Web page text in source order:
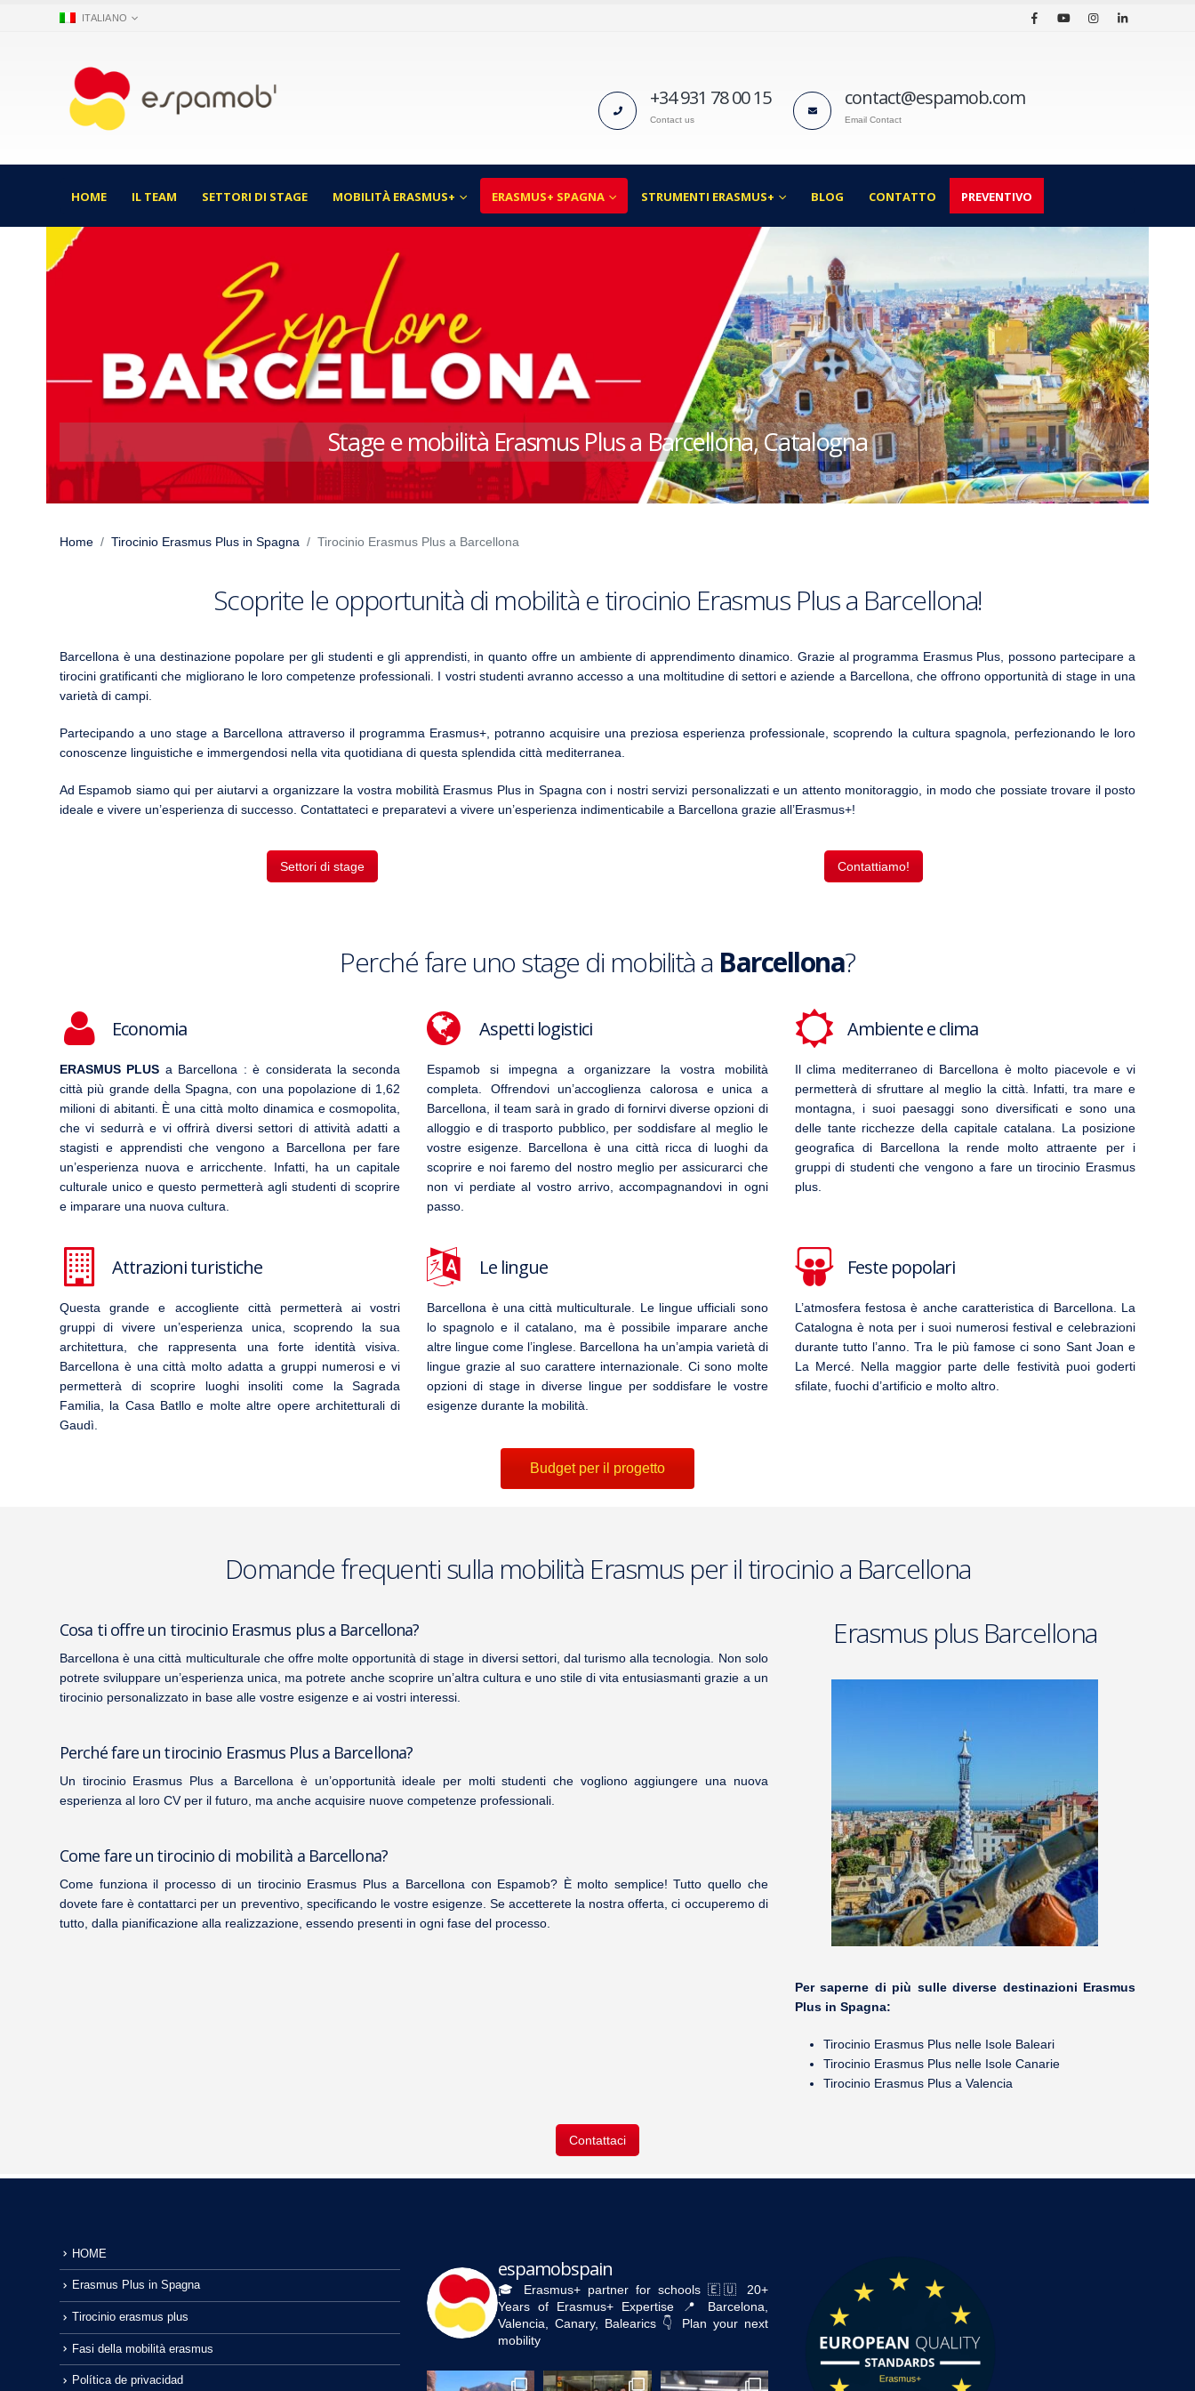
ITALIANO
+34 931 78 00 15
Contact us
contact@espamob.com
Email Contact
HOME IL TEAM SETTORI DI STAGE MOBILITÀ ERASMUS+ ERASMUS+ SPAGNA STRUMENTI ERASMUS+ BLOG CONTATTO PREVENTIVO
Stage e mobilità Erasmus Plus a Barcellona, Catalogna
Home Tirocinio Erasmus Plus in Spagna Tirocinio Erasmus Plus a Barcellona
Scoprite le opportunità di mobilità e tirocinio Erasmus Plus a Barcellona!
Barcellona è una destinazione popolare per gli studenti e gli apprendisti, in quanto offre un ambiente di apprendimento dinamico. Grazie al programma Erasmus Plus, possono partecipare a
tirocini gratificanti che migliorano le loro competenze professionali. I vostri studenti avranno accesso a una moltitudine di settori e aziende a Barcellona, che offrono opportunità di stage in una
varietà di campi.
Partecipando a uno stage a Barcellona attraverso il programma Erasmus+, potranno acquisire una preziosa esperienza professionale, scoprendo la cultura spagnola, perfezionando le loro
conoscenze linguistiche e immergendosi nella vita quotidiana di questa splendida città mediterranea.
Ad Espamob siamo qui per aiutarvi a organizzare la vostra mobilità Erasmus Plus in Spagna con i nostri servizi personalizzati e un attento monitoraggio, in modo che possiate trovare il posto
ideale e vivere un’esperienza di successo. Contattateci e preparatevi a vivere un’esperienza indimenticabile a Barcellona grazie all’Erasmus+!
Settori di stage Contattiamo!
Perché fare uno stage di mobilità a Barcellona?
Economia
ERASMUS PLUS a Barcellona : è considerata la seconda
città più grande della Spagna, con una popolazione di 1,62
milioni di abitanti. È una città molto dinamica e cosmopolita,
che vi sedurrà e vi offrirà diversi settori di attività adatti a
stagisti e apprendisti che vengono a Barcellona per fare
un’esperienza nuova e arricchente. Infatti, ha un capitale
culturale unico e questo permetterà agli studenti di scoprire
e imparare una nuova cultura.
Aspetti logistici
Espamob si impegna a organizzare la vostra mobilità
completa. Offrendovi un’accoglienza calorosa e unica a
Barcellona , il team sarà in grado di fornirvi diverse opzioni di
alloggio e di trasporto pubblico, per soddisfare al meglio le
vostre esigenze. Barcellona è una città ricca di luoghi da
scoprire e noi faremo del nostro meglio per assicurarci che
non vi perdiate al vostro arrivo, accompagnandovi in ogni
passo.
Ambiente e clima
Il clima mediterraneo di Barcellona è molto piacevole e vi
permetterà di sfruttare al meglio la città. Infatti, tra mare e
montagna, i suoi paesaggi sono diversificati e sono una
delle tante ricchezze della capitale catalana. La posizione
geografica di Barcellona la rende molto attraente per i
gruppi di studenti che vengono a fare un tirocinio Erasmus
plus.
Attrazioni turistiche
Questa grande e accogliente città permetterà ai vostri
gruppi di vivere un’esperienza unica, scoprendo la sua
architettura, che rappresenta una forte identità visiva.
Barcellona è una città molto adatta a gruppi numerosi e vi
permetterà di scoprire luoghi insoliti come laSagrada
Familia , la Casa Batllo e molte altre opere architetturali di
Gaudì.
Le lingue
Barcellona è una città multiculturale. Le lingue ufficiali sono
lo spagnolo e il catalano, ma è possibile imparare anche
altre lingue come l’inglese. Barcellona ha un’ampia varietà di
lingue grazie al suo carattere internazionale. Ci sono molte
opzioni di stage in diverse lingue per soddisfare le vostre
esigenze durante la mobilità.
Feste popolari
L’atmosfera festosa è anche caratteristica di Barcellona. La
Catalogna è nota per i suoi numerosi festival e celebrazioni
durante tutto l’anno. Tra le più famose ci sono Sant Joan e
La Mercé. Nella maggior parte delle festività puoi goderti
sfilate, fuochi d’artificio e molto altro.
Budget per il progetto
Domande frequenti sulla mobilità Erasmus per il tirocinio a Barcellona
Cosa ti offre un tirocinio Erasmus plus a Barcellona?
Barcellona è una città multiculturale che offre molte opportunità di stage in diversi settori, dal turismo alla tecnologia. Non solo
potrete sviluppare un’esperienza unica, ma potrete anche scoprire un’altra cultura e uno stile di vita entusiasmanti grazie a un
tirocinio personalizzato in base alle vostre esigenze e ai vostri interessi.
Perché fare un tirocinio Erasmus Plus a Barcellona?
Un tirocinio Erasmus Plus a Barcellona è un’opportunità ideale per molti studenti che vogliono aggiungere una nuova
esperienza al loro CV per il futuro, ma anche acquisire nuove competenze professionali.
Come fare un tirocinio di mobilità a Barcellona?
Come funziona il processo di un tirocinio Erasmus Plusa Barcellona con Espamob? È molto semplice! Tutto quello che
dovete fare è contattarci per un preventivo, specificando le vostre esigenze. Se accetterete la nostra offerta, ci occuperemo di
tutto, dalla pianificazione alla realizzazione, essendo presenti in ogni fase del processo.
Erasmus plus Barcellona
Per saperne di più sulle diverse destinazioni Erasmus
Plus in Spagna:
Tirocinio Erasmus Plus nelle Isole Baleari
Tirocinio Erasmus Plus nelle Isole Canarie
Tirocinio Erasmus Plus a Valencia
Contattaci
HOME
Erasmus Plus in Spagna
Tirocinio erasmus plus
Fasi della mobilità erasmus
Política de privacidad
espamobspain
🎓 Erasmus+ partner for schools🇪🇺 20+
Years of Erasmus+ Expertise 📍 Barcelona,
Valencia, Canary, Balearics 👇 Plan your next
mobility